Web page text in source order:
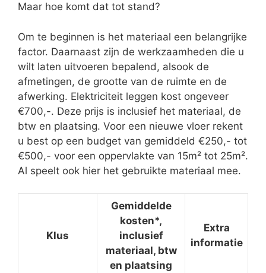
Maar hoe komt dat tot stand?
Om te beginnen is het materiaal een belangrijke
factor. Daarnaast zijn de werkzaamheden die u
wilt laten uitvoeren bepalend, alsook de
afmetingen, de grootte van de ruimte en de
afwerking. Elektriciteit leggen kost ongeveer
€700,-. Deze prijs is inclusief het materiaal, de
btw en plaatsing. Voor een nieuwe vloer rekent
u best op een budget van gemiddeld €250,- tot
€500,- voor een oppervlakte van 15m² tot 25m².
Al speelt ook hier het gebruikte materiaal mee.
Klus
Gemiddelde
kosten*,
inclusief
materiaal, btw
en plaatsing
Extra
informatie